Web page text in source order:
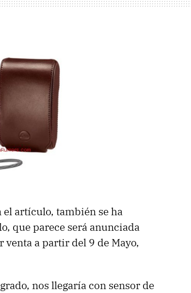
el artículo, también se ha
que parece será anunciada
a partir del 9 de Mayo,
nos llegaría con sensor de